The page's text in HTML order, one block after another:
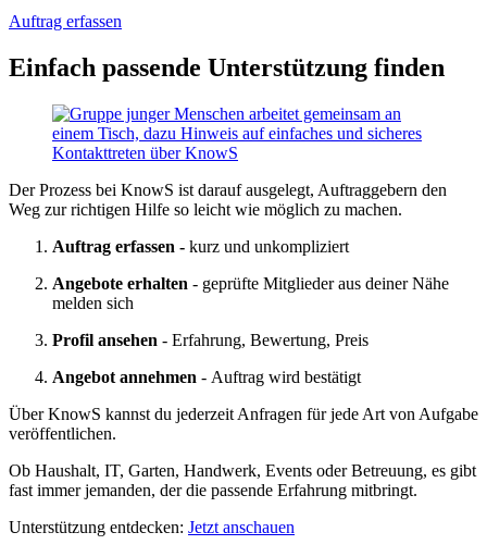
Auftrag erfassen
Einfach passende Unterstützung finden
Der Prozess bei KnowS ist darauf ausgelegt, Auftraggebern den
Weg zur richtigen Hilfe so leicht wie möglich zu machen.
Auftrag erfassen - kurz und unkompliziert
Angebote erhalten - geprüfte Mitglieder aus deiner Nähe
melden sich
Profil ansehen - Erfahrung, Bewertung, Preis
Angebot annehmen - Auftrag wird bestätigt
Über KnowS kannst du jederzeit Anfragen für jede Art von Aufgabe
veröffentlichen.
Ob Haushalt, IT, Garten, Handwerk, Events oder Betreuung, es gibt
fast immer jemanden, der die passende Erfahrung mitbringt.
Unterstützung entdecken: Jetzt anschauen